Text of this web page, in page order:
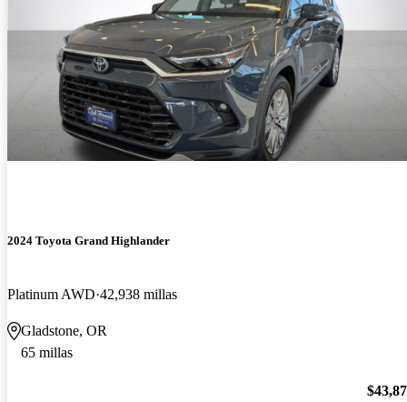
2024 Toyota Grand Highlander
Platinum AWD 42,938 millas
Gladstone, OR
65 millas